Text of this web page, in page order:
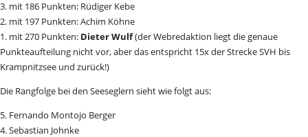
3. mit 186 Punkten: Rüdiger Kebe
2. mit 197 Punkten: Achim Köhne
1. mit 270 Punkten: Dieter Wulf(der Webredaktion liegt die genaue
Punkteaufteilung nicht vor, aber das entspricht 15x der Strecke SVH bis
Krampnitzsee und zurück!)
Die Rangfolge bei den Seeseglern sieht wie folgt aus:
5. Fernando Montojo Berger
4. Sebastian Johnke